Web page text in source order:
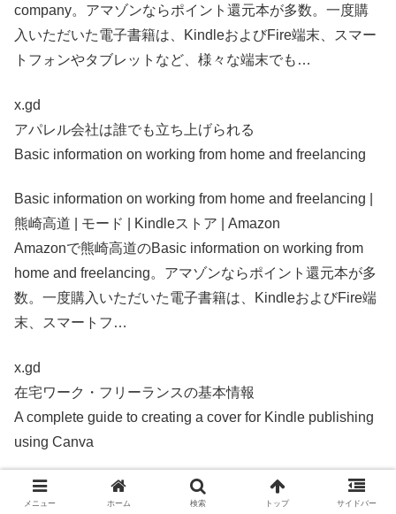
company。アマゾンならポイント還元本が多数。一度購
入いただいた電子書籍は、KindleおよびFire端末、スマー
トフォンやタブレットなど、様々な端末でも…
x.gd
アパレル会社は誰でも立ち上げられる
Basic information on working from home and freelancing
Basic information on working from home and freelancing |
熊崎高道 | モード | Kindleストア | Amazon
Amazonで熊崎高道のBasic information on working from
home and freelancing。アマゾンならポイント還元本が多
数。一度購入いただいた電子書籍は、KindleおよびFire端
末、スマートフ…
x.gd
在宅ワーク・フリーランスの基本情報
A complete guide to creating a cover for Kindle publishing
using Canva
Super beginners guide to programming from scratch | 熊崎
高道 | モード | Kindleストア | Amazon
メニュー ホーム 検索 トップ サイドバー